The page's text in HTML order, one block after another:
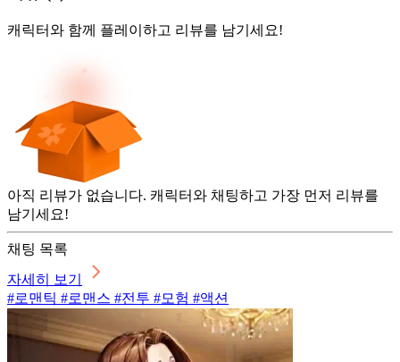
캐릭터와 함께 플레이하고 리뷰를 남기세요!
아직 리뷰가 없습니다. 캐릭터와 채팅하고 가장 먼저 리뷰를
남기세요!
채팅 목록
자세히 보기
#로맨틱 #로맨스 #전투 #모험 #액션